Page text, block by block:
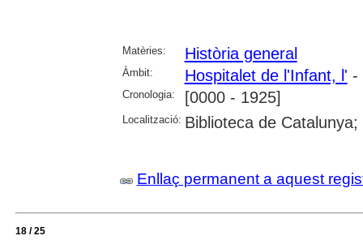
Matèries: Història general
Àmbit: Hospitalet de l'Infant, l' -
Cronologia: [0000 - 1925]
Localització: Biblioteca de
Enllaç permanent a aquest
18 / 25